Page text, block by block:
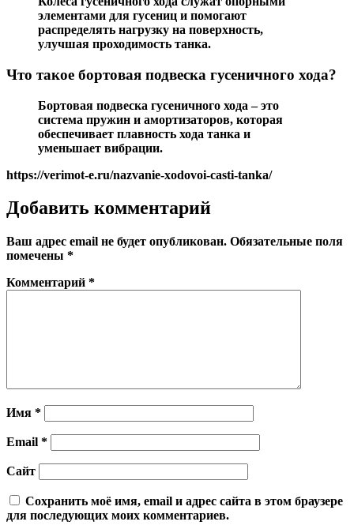
элементами для гусениц и помогают
распределять нагрузку на поверхность,
улучшая проходимость танка.
Что такое бортовая подвеска гусеничного хода?
Бортовая подвеска гусеничного хода – это
система пружин и амортизаторов, которая
обеспечивает плавность хода танка и
уменьшает вибрации.
https://verimot-e.ru/nazvanie-xodovoi-casti-tanka/
Добавить комментарий
Ваш адрес email не будет опубликован. Обязательные поля
помечены *
Комментарий *
Имя *
Email *
Сайт
Сохранить моё имя, email и адрес сайта в этом браузере
для последующих моих комментариев.